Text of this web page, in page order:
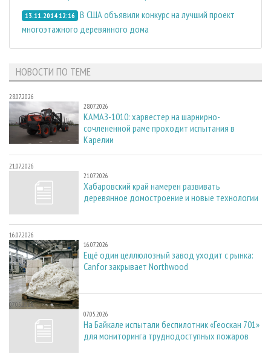
13.11.2014 12:16 В США объявили конкурс на лучший проект
многоэтажного деревянного дома
НОВОСТИ ПО ТЕМЕ
28.07.2026
28.07.2026
КАМАЗ-1010: харвестер на шарнирно-
сочлененной раме проходит испытания в
Карелии
21.07.2026
21.07.2026
Хабаровский край намерен развивать
деревянное домостроение и новые технологии
16.07.2026
16.07.2026
Ещё один целлюлозный завод уходит с рынка:
Canfor закрывает Northwood
07.05.2026
07.05.2026
На Байкале испытали беспилотник «Геоскан 701»
для мониторинга труднодоступных пожаров